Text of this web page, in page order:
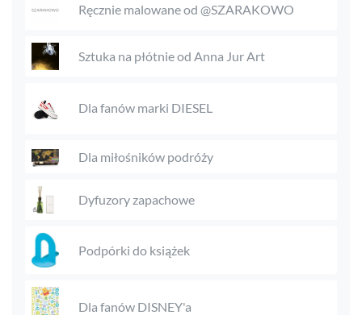
Ręcznie malowane od @SZARAKOWO
Sztuka na płótnie od Anna Jur Art
Dla fanów marki DIESEL
Dla miłośników podróży
Dyfuzory zapachowe
Podpórki do książek
Dla fanów DISNEY'a